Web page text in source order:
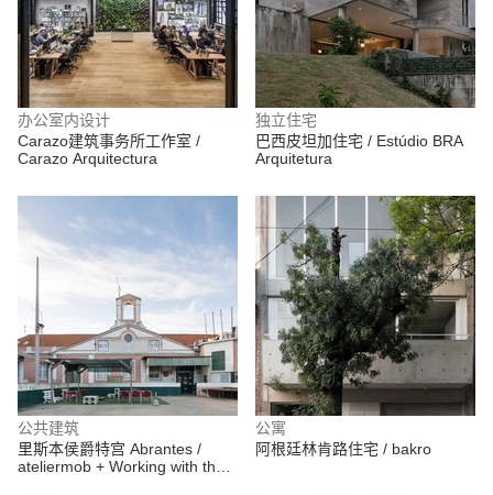
办公室内设计
Carazo建筑事务所工作室 /
Carazo Arquitectura
独立住宅
巴西皮坦加住宅 / Estúdio BRA
Arquitetura
公共建筑
里斯本侯爵特宫 Abrantes /
ateliermob + Working with the
公寓
阿根廷林肯路住宅 / bakro